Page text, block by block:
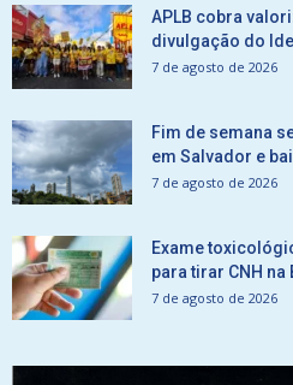
APLB cobra
divulgação do
7 de agosto de 2026
Fim de semana
em Salvador e
7 de agosto de 2026
Exame
para tirar CNH na
7 de agosto de 2026